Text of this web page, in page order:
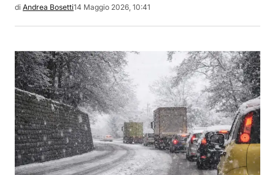
di Andrea Bosetti14 Maggio 2026, 10:41